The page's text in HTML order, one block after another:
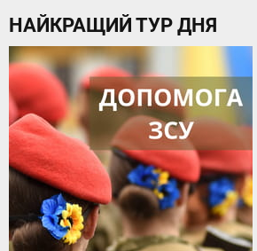
НАЙКРАЩИЙ ТУР ДНЯ